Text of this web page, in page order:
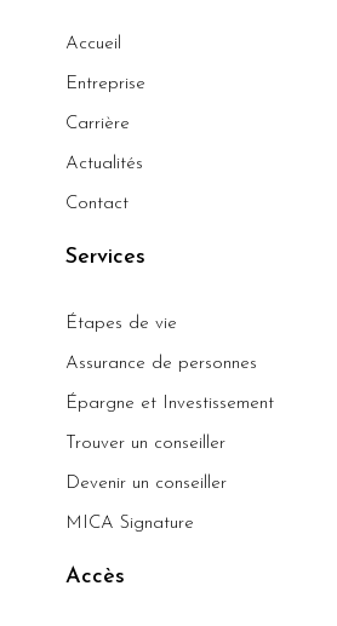
Accueil
Entreprise
Carrière
Actualités
Contact
Services
Étapes de vie
Assurance de personnes
Épargne et Investissement
Trouver un conseiller
Devenir un conseiller
MICA Signature
Accès